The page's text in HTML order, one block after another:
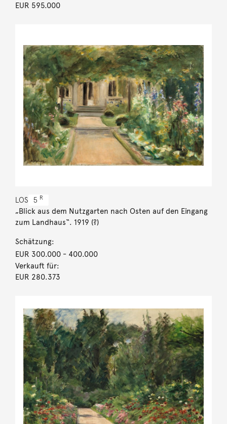
EUR 595.000
LOS 5 R
„Blick aus dem Nutzgarten nach Osten auf den Eingang
zum Landhaus“. 1919 (?)
Schätzung:
EUR 300.000- 400.000
Verkauft für:
EUR 280.373